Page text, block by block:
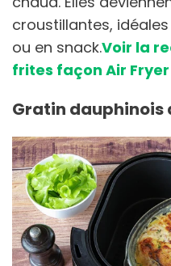
croustillantes,
ou en snack.Voir la
frites façon Air Fryer
Gratin dauphinois